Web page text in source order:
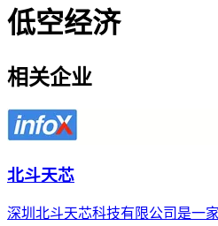
低空经济
相关企业
北斗天芯
深圳北斗天芯科技有限公司是一